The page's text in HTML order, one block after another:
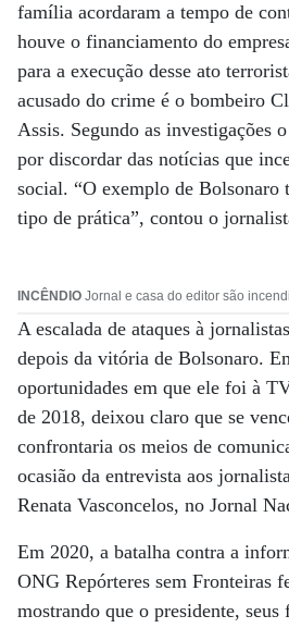
família acordaram a tempo de
houve o financiamento do
para a execução desse ato
acusado do crime é o bombeiro
Assis. Segundo as investigações
por discordar das notícias que
social. “O exemplo de Bolsonaro
tipo de prática”, contou o
INCÊNDIO Jornal e casa do editor são
A escalada de ataques à
depois da vitória de Bolsonaro.
oportunidades em que ele foi à
de 2018, deixou claro que se
confrontaria os meios de
ocasião da entrevista aos
Renata Vasconcelos, no Jornal
Em 2020, a batalha contra a
ONG Repórteres sem Fronteiras
mostrando que o presidente,